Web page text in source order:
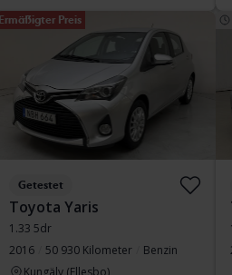
Ermäßigter Preis
Getestet
Toyota Yaris
1.33 5dr
2016
50 930 Kilometer
Benzin
Kungälv (Ellesbo)